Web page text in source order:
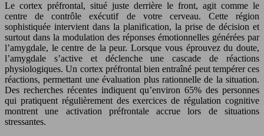
Le cortex préfrontal, situé juste derrière le front, agit comme le
centre de contrôle exécutif de votre cerveau. Cette région
sophistiquée intervient dans la planification, la prise de décision et
surtout dans la modulation des réponses émotionnelles générées par
l’amygdale, le centre de la peur. Lorsque vous éprouvez du doute,
l’amygdale s’active et déclenche une cascade de réactions
physiologiques. Un cortex préfrontal bien entraîné peut tempérer ces
réactions, permettant une évaluation plus rationnelle de la situation.
Des recherches récentes indiquent qu’environ 65% des personnes
qui pratiquent régulièrement des exercices de régulation cognitive
montrent une activation préfrontale accrue lors de situations
stressantes.